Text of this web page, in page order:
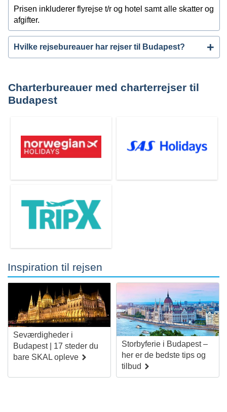
Prisen inkluderer flyrejse t/r og hotel samt alle skatter og
afgifter.
Hvilke rejsebureauer har rejser til Budapest?
Charterbureauer med charterrejser til
Budapest
Inspiration til rejsen
Seværdigheder i
Budapest | 17 steder du
bare SKAL opleve
Storbyferie i Budapest –
her er de bedste tips og
tilbud